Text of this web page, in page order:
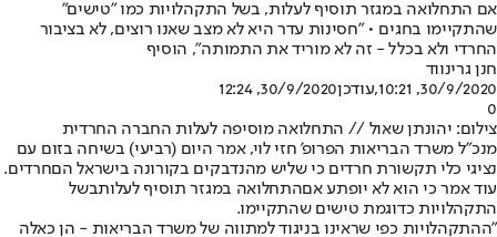
אם התחלואה במגזר תוסיף לעלות, בשל התקהלויות כמו "טישים"
שהתקיימו בחגים • "חסינות עדר היא לא מצב שאנו רוצים, לא בציבור
החרדי ולא בכלל - זה לא מוריד את התמותה", הוסיף
חנן גרינווד
30/9/2020, 10:21
,עודכן30/9/2020, 12:24
0
צילום: יהונתן שאול // התחלואה מוסיפה לעלות החברה החרדית
מנכ"ל משרד הבריאות הפרופ' חזי לוי, אמר היום (רביעי) בשיחה בזום עם
נציגי כלי תקשורת חרדים כי שליש מהנדבקים בקורונה בישראל הםחרדים.
עוד אמר כי הוא לא יופתע אםהתחלואה במגזר תוסיף לעלותבשל
התקהלויות כדוגמת טישים שהתקיימו.
"ההתקהלויות כפי שראינו בניגוד למתווה של משרד הבריאות - הן כאלה